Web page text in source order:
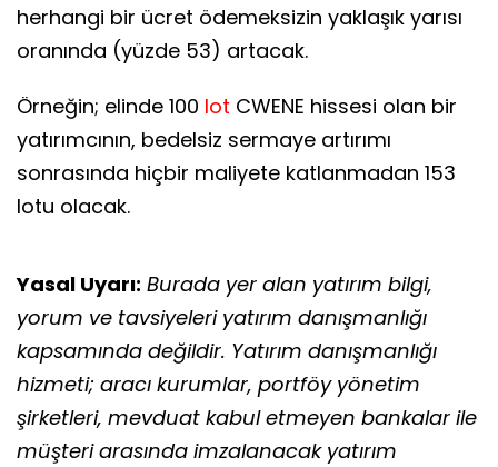
herhangi bir ücret ödemeksizin yaklaşık yarısı
oranında (yüzde 53) artacak.
Örneğin; elinde 100 lot CWENE hissesi olan bir
yatırımcının, bedelsiz sermaye artırımı
sonrasında hiçbir maliyete katlanmadan 153
lotu olacak.
Yasal Uyarı: Burada yer alan yatırım bilgi,
yorum ve tavsiyeleri yatırım danışmanlığı
kapsamında değildir. Yatırım danışmanlığı
hizmeti; aracı kurumlar, portföy yönetim
şirketleri, mevduat kabul etmeyen bankalar ile
müşteri arasında imzalanacak yatırım